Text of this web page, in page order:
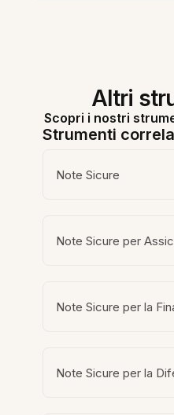
Altri
Scopri i nostri
Strumenti
Note Sicure
Note Sicure per
Note Sicure per la
Note Sicure per la